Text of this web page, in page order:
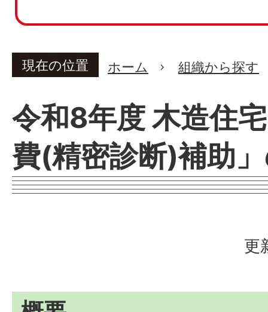
現在の位置 ホーム 組織から探す
令和8年度 木造住
費(精密診断)補助
更